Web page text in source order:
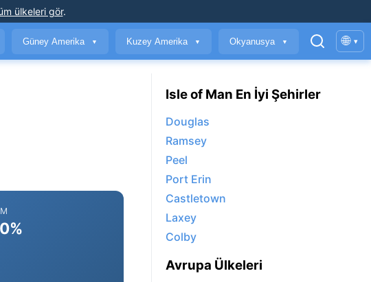
ülkeleri gör.
Güney Amerika ▼ Kuzey Amerika ▼ Okyanusya ▼ 🌐 ▾
Isle of Man En İyi Şehirler
Douglas
Ramsey
Peel
Port Erin
Castletown
Laxey
Colby
Avrupa Ülkeleri